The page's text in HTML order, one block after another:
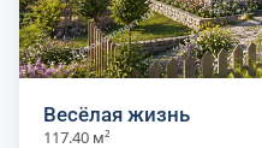
Весёлая жизнь
117.40 м²